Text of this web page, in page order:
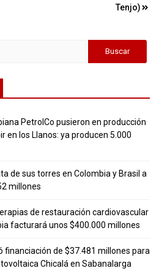
Tenjo)
PetrolCo pusieron en producción
en los Llanos: ya producen 5.000
de sus torres en Colombia y Brasil a
millones
de restauración cardiovascular
facturará unos $400.000 millones
financiación de $37.481 millones para
Chicalá en Sabanalarga